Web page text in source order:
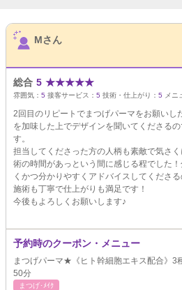
サロンPick Up
Mさん
総合 5 ★★★★★
雰囲気： 5 接客サービス： 5 技術・仕上がり： 5 メニ
2回目のリピートでまつげパーマをお願いし
を加味した上でデザインを聞いてくださる
す。
担当してくださった方の人柄も素敵で気さ
術の時間があっという間に感じる程でした
くかつ分かりやすくアドバイスしてくださ
施術も丁寧で仕上がりも満足です！
今後もよろしくお願いします♪
予約時のクーポン・メニュー
まつげパーマ★《ヒト幹細胞エキス配合》
50分
まつげ･ﾒｲｸ